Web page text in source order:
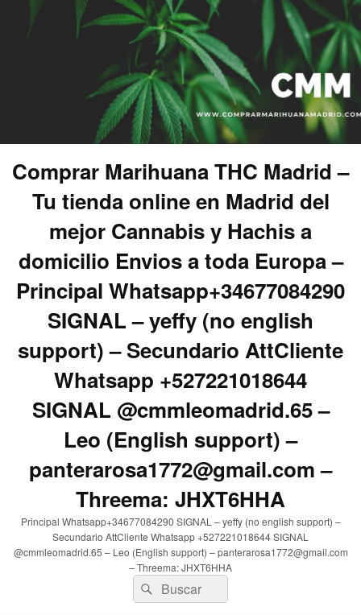
Comprar Marihuana THC Madrid –
Tu tienda online en Madrid del
mejor Cannabis y Hachis a
domicilio Envios a toda Europa –
Principal Whatsapp+34677084290
SIGNAL – yeffy (no english
support) – Secundario AttCliente
Whatsapp +527221018644
SIGNAL @cmmleomadrid.65 –
Leo (English support) –
panterarosa1772@gmail.com –
Threema: JHXT6HHA
Principal Whatsapp+34677084290 SIGNAL – yeffy (no english support) –
Secundario AttCliente Whatsapp +527221018644 SIGNAL
@cmmleomadrid.65 – Leo (English support) – panterarosa1772@gmail.com
– Threema: JHXT6HHA
Buscar
por:
Buscar